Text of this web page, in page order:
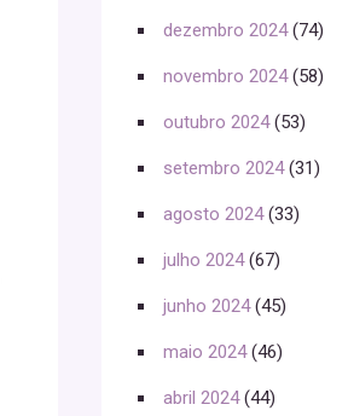
dezembro 2024(74)
novembro 2024(58)
outubro 2024(53)
setembro 2024(31)
agosto 2024(33)
julho 2024(67)
junho 2024(45)
maio 2024(46)
abril 2024(44)